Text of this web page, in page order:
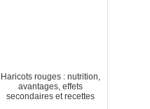
Haricots rouges : nutrition,
avantages, effets
secondaires et recettes